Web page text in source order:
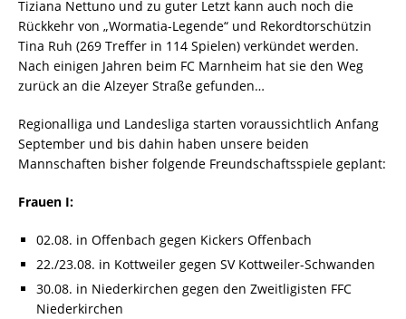
Tiziana Nettuno und zu guter Letzt kann auch noch die
Rückkehr von „Wormatia-Legende“ und Rekordtorschützin
Tina Ruh (269 Treffer in 114 Spielen) verkündet werden.
Nach einigen Jahren beim FC Marnheim hat sie den Weg
zurück an die Alzeyer Straße gefunden…
Regionalliga und Landesliga starten voraussichtlich Anfang
September und bis dahin haben unsere beiden
Mannschaften bisher folgende Freundschaftsspiele geplant:
Frauen I:
02.08. in Offenbach gegen Kickers Offenbach
22./23.08. in Kottweiler gegen SV Kottweiler-Schwanden
30.08. in Niederkirchen gegen den Zweitligisten FFC
Niederkirchen